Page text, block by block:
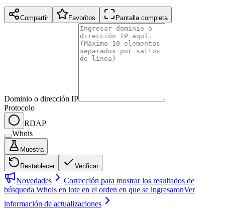
Compartir Favoritos Pantalla completa
Dominio o dirección IP
Protocolo
RDAP
Whois
Muestra
Restablecer Verificar
Novedades
Corrección para mostrar los resultados de
búsqueda Whois en lote en el orden en que se ingresaronVer
información de actualizaciones